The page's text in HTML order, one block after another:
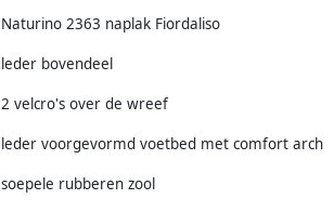
Naturino 2363 naplak Fiordaliso
leder bovendeel
2 velcro's over de wreef
leder voorgevormd voetbed met comfort arch
soepele rubberen zool